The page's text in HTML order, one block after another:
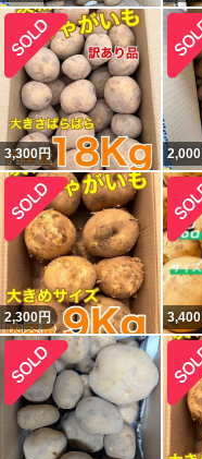
3,300円 2,000
2,300円 3,400